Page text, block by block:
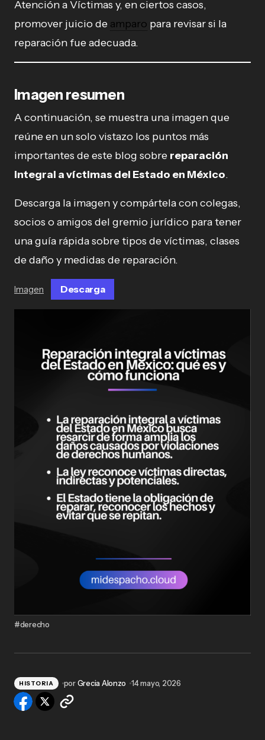
Atención a Víctimas y, en ciertos casos,
promover juicio de amparo para revisar si la
reparación fue adecuada.
Imagen resumen
A continuación, se muestra una imagen que
reúne en un solo vistazo los puntos más
importantes de este blog sobre reparación
integral a víctimas del Estado en México.
Descarga la imagen y compártela con colegas,
socios o amigos del gremio jurídico para tener
una guía rápida sobre tipos de víctimas, clases
de daño y medidas de reparación.
Imagen Descarga
#derecho
HISTORIA porGrecia Alonzo 14 mayo, 2026